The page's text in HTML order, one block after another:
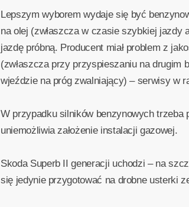
Lepszym wyborem wydaje się być
na olej (zwłaszcza w czasie szybkiej jazdy
jazdę próbną. Producent miał problem z
(zwłaszcza przy przyspieszaniu na drugim
wjeździe na próg zwalniający) – serwisy w
W przypadku silników benzynowych
uniemożliwia założenie instalacji gazowej.
Skoda Superb II generacji uchodzi – na
się jedynie przygotować na drobne usterki